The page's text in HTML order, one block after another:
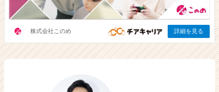
ト
が
就
ト